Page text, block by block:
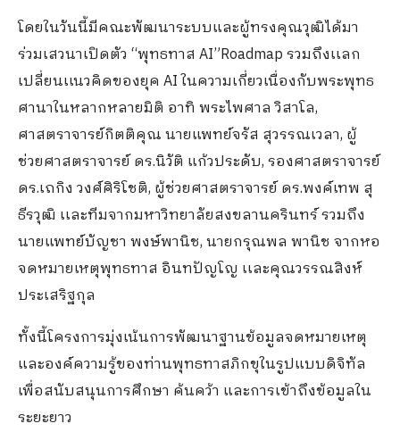
โดยในวันนี้มีคณะพัฒนาระบบและผู้ทรงคุณวุฒิได้มา
ร่วมเสวนาเปิดตัว “พุทธทาส AI”Roadmap รวมถึงเเลก
เปลี่ยนเเนวคิดของยุค AI ในความเกี่ยวเนื่องกับพระพุทธ
ศานาในหลากหลายมิติ อาทิ พระไพศาล วิสาโล,
ศาสตราจารย์กิตติคุณ นายแพทย์จรัส สุวรรณเวลา, ผู้
ช่วยศาสตราจารย์ ดร.นิวัติ แก้วประดับ,รองศาสตราจารย์
ดร.เถกิง วงศ์ศิริโชติ, ผู้ช่วยศาสตราจารย์ ดร.พงค์เทพ สุ
ธีรวุฒิ เเละทีมจากมหาวิทยาลัยสงขลานครินทร์ รวมถึง
นายแพทย์บัญชา พงษ์พานิช, นายกรุณพล พานิช จากหอ
จดหมายเหตุพุทธทาส อินทปัญโญ เเละคุณวรรณสิงห์
ประเสริฐกุล
ทั้งนี้โครงการมุ่งเน้นการพัฒนาฐานข้อมูลจดหมายเหตุ
และองค์ความรู้ของท่านพุทธทาสภิกขุในรูปแบบดิจิทัล
เพื่อสนับสนุนการศึกษา ค้นคว้า และการเข้าถึงข้อมูลใน
ระยะยาว